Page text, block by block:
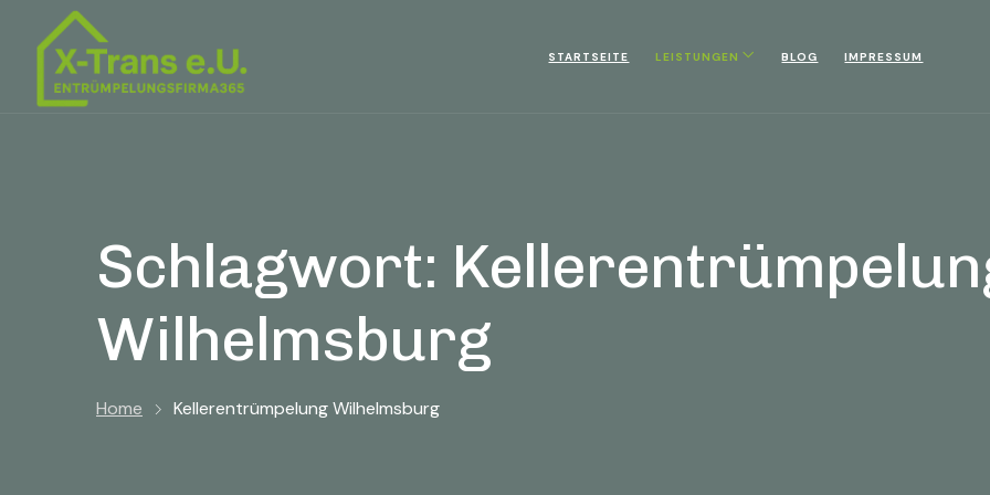
STARTSEITE LEISTUNGEN BLOG IMPRESSUM
Schlagwort:
Wilhelmsburg
Home Kellerentrümpelung Wilhelmsburg